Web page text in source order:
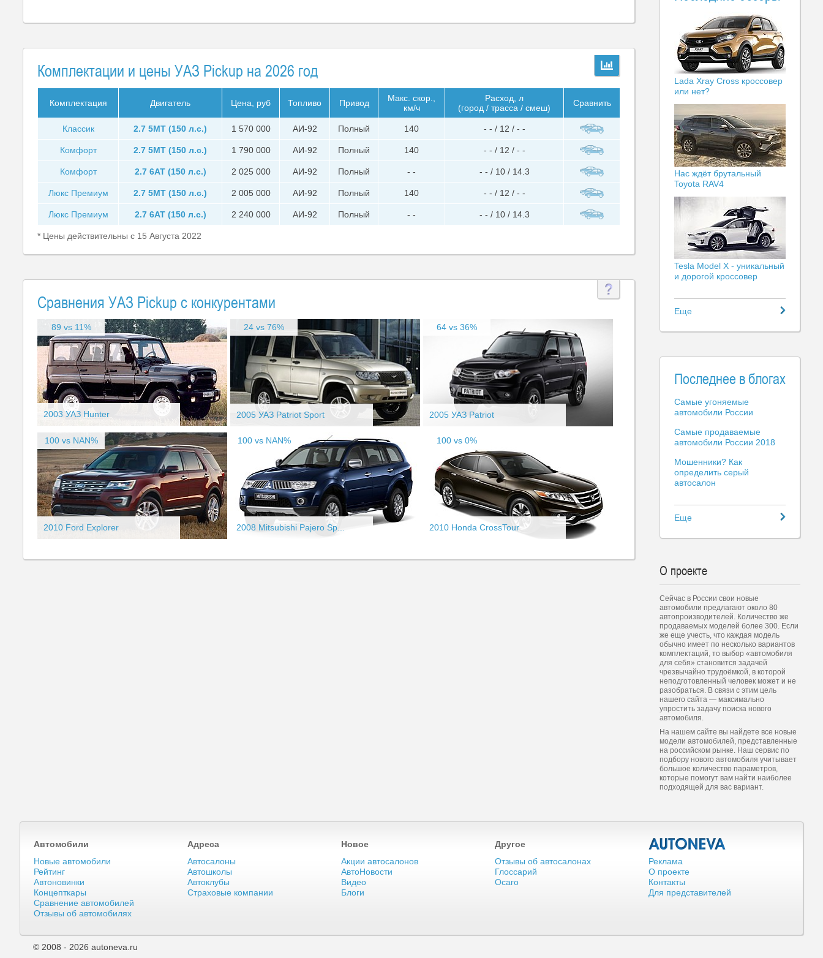
Lada Xray Cross кроссовер
или нет?
Нас ждёт брутальный
Toyota RAV4
Tesla Model X - уникальный
и дорогой кроссовер
Еще
Последнее в блогах
Самые угоняемые
автомобили России
Самые продаваемые
автомобили России 2018
Мошенники? Как
определить серый
автосалон
Еще
О проекте
Сейчас в России свои новые
автомобили предлагают около 80
автопроизводителей. Количество же
продаваемых моделей более 300. Если
же еще учесть, что каждая модель
обычно имеет по несколько вариантов
комплектаций, то выбор «автомобиля
для себя» становится задачей
чрезвычайно трудоёмкой, в которой
неподготовленный человек может и не
разобраться. В связи с этим цель
нашего сайта — максимально
упростить задачу поиска нового
автомобиля.
На нашем сайте вы найдете все новые
модели автомобилей, представленные
на российском рынке. Наш сервис по
подбору нового автомобиля учитывает
большое количество параметров,
которые помогут вам найти наиболее
подходящей для вас вариант.
Комплектации и цены УАЗ Pickup на 2026 год
Комплектация Двигатель Цена, руб Топливо Привод
Макс. скор.,
км/ч
Расход, л
(город / трасса / смеш)
Сравнить
Классик 2.7 5MT (150 л.с.) 1 570 000 АИ-92 Полный 140 - - / 12 / - -
Комфорт 2.7 5MT (150 л.с.) 1 790 000 АИ-92 Полный 140 - - / 12 / - -
Комфорт 2.7 6AT (150 л.с.) 2 025 000 АИ-92 Полный - - - - / 10 / 14.3
Люкс Премиум 2.7 5MT (150 л.с.) 2 005 000 АИ-92 Полный 140 - - / 12 / - -
Люкс Премиум 2.7 6AT (150 л.с.) 2 240 000 АИ-92 Полный - - - - / 10 / 14.3
* Цены действительны с 15 Августа 2022
Сравнения УАЗ Pickup с конкурентами
89 vs 11%
2003 УАЗ Hunter
24 vs 76%
2005 УАЗ Patriot Sport
64 vs 36%
2005 УАЗ Patriot
100 vs NAN%
2010 Ford Explorer
100 vs NAN%
2008 Mitsubishi Pajero Sp...
100 vs 0%
2010 Honda CrossTour
Автомобили Адреса Новое
Другое
Новые автомобили
Рейтинг
Автоновинки
Концепткары
Сравнение автомобилей
Отзывы об автомобилях
Автосалоны
Автошколы
Автоклубы
Страховые компании
Акции автосалонов
АвтоНовости
Видео
Блоги
Отзывы об автосалонах
Глоссарий
Осаго
Реклама
О проекте
Контакты
Для представителей
© 2008 - 2026 autoneva.ru